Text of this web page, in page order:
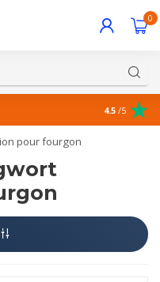
0
4.5 /5
pour fourgon